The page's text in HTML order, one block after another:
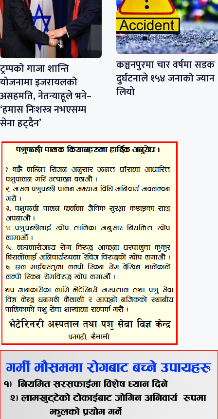
ट्रम्पको गाजा शान्ति
योजनामा इजरायलको
असहमति, नेतन्याहूले भने–
‘हमास निःशस्त्र नभएसम्म
सेना हट्दैन’
कञ्चनपुरमा चार वर्षमा सडक
दुर्घटनाले १५४ जनाको ज्यान
लियो